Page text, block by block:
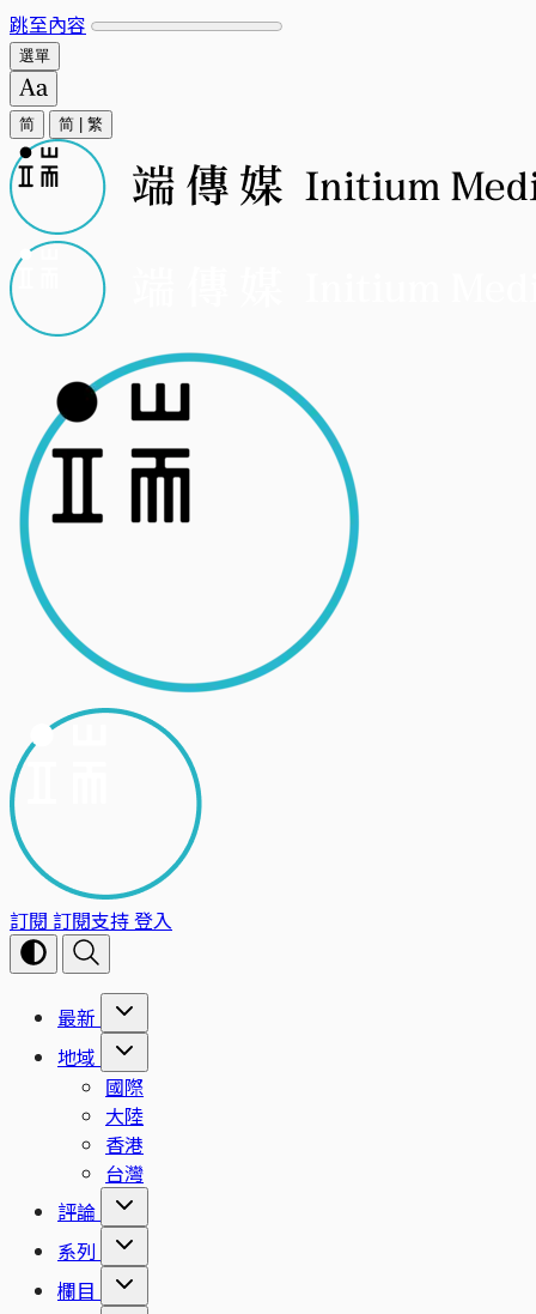
跳至內容
選單
简 简 繁
訂閱 訂閱支持登入
最新
地域
國際
大陸
香港
台灣
評論
系列
欄目